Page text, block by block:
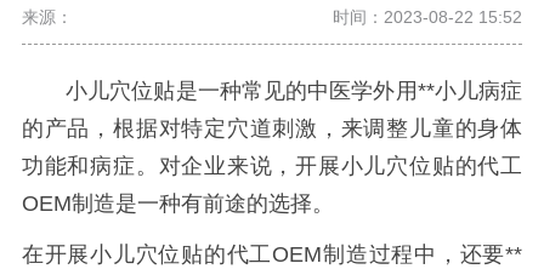
来源： 时间：2023-08-22 15:52
小儿穴位贴是一种常见的中医学外用**小儿病症
的产品，根据对特定穴道刺激，来调整儿童的身体
功能和病症。对企业来说，开展小儿穴位贴的代工
OEM制造是一种有前途的选择。
在开展小儿穴位贴的代工OEM制造过程中，还要**